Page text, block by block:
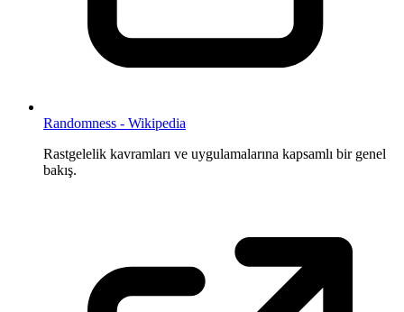
Randomness - Wikipedia
Rastgelelik kavramları ve uygulamalarına kapsamlı bir genel
bakış.